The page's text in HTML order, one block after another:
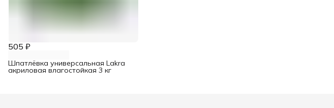
505 ₽
Шпатлёвка универсальная Lakra
акриловая влагостойкая 3 кг